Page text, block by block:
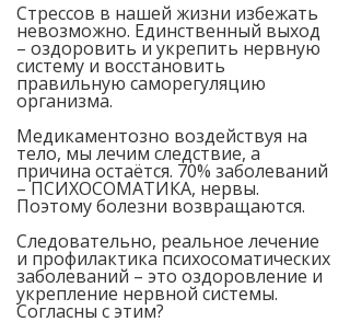
Стрессов в нашей жизни избежать
невозможно. Единственный выход
– оздоровить и укрепить нервную
систему и восстановить
правильную саморегуляцию
организма.
Медикаментозно воздействуя на
тело, мы лечим следствие, а
причина остаётся. 70% заболеваний
– ПСИХОСОМАТИКА, нервы.
Поэтому болезни возвращаются.
Следовательно, реальное лечение
и профилактика психосоматических
заболеваний – это оздоровление и
укрепление нервной системы.
Согласны с этим?